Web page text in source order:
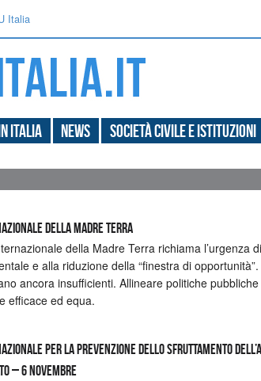
Italia
in Italia News Società civile e Istituzioni
DELLA MADRE TERRA
della Madre Terra richiama l’urgenza
e alla riduzione della “finestra di
ancora insufficienti. Allineare politiche
efficace ed equa.
per la prevenzione dello sfruttamento
– 6 novembre